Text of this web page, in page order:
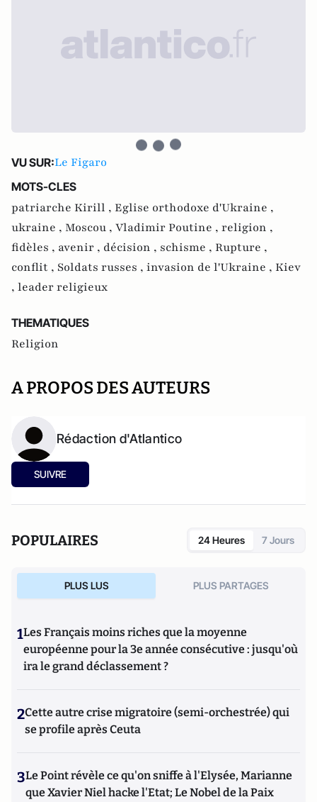
VU SUR:Le Figaro
MOTS-CLES
patriarche Kirill , Eglise orthodoxe d'Ukraine ,
ukraine , Moscou , Vladimir Poutine , religion ,
fidèles , avenir , décision , schisme , Rupture ,
conflit , Soldats russes , invasion de l'Ukraine , Kiev
, leader religieux
THEMATIQUES
Religion
A PROPOS DES AUTEURS
Rédaction d'Atlantico
SUIVRE
POPULAIRES 24 Heures 7 Jours
PLUS LUS PLUS PARTAGES
1Les Français moins riches que la moyenne
européenne pour la 3e année consécutive : jusqu'où
ira le grand déclassement ?
2Cette autre crise migratoire (semi-orchestrée) qui
se profile après Ceuta
3Le Point révèle ce qu'on sniffe à l'Elysée, Marianne
que Xavier Niel hacke l'Etat; Le Nobel de la Paix